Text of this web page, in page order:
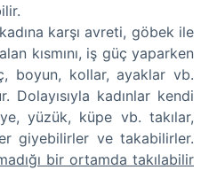
karşı avreti, göbek ile
kısmını, iş güç yaparken
boyun, kollar, ayaklar vb.
Dolayısıyla kadınlar kendi
yüzük, küpe vb. takılar,
giyebilirler ve takabilirler.
bir ortamda takılabilir